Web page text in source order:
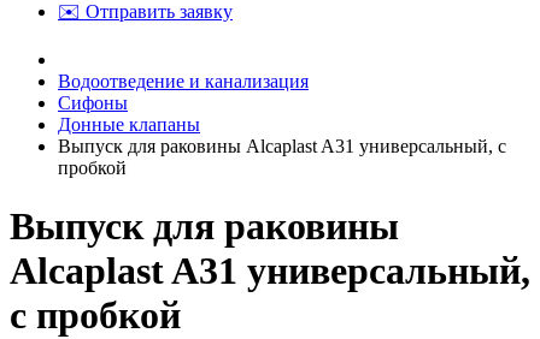
✉️ Отправить заявку
Водоотведение и канализация
Сифоны
Донные клапаны
Выпуск для раковины Alcaplast A31 универсальный, с
пробкой
Выпуск для раковины
Alcaplast A31 универсальный,
с пробкой